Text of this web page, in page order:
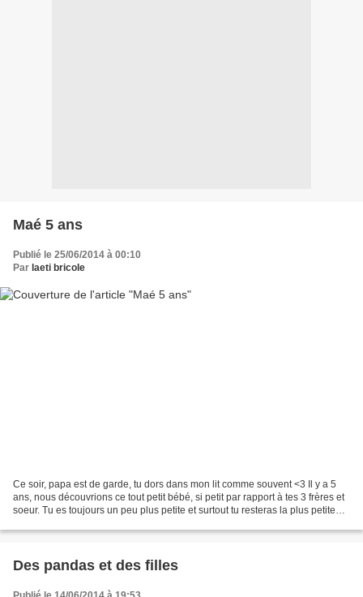
Maé 5 ans
Publié le 25/06/2014 à 00:10
Par laeti bricole
Ce soir, papa est de garde, tu dors dans mon lit comme souvent <3 Il y a 5
ans, nous découvrions ce tout petit bébé, si petit par rapport à tes 3 frères et
soeur. Tu es toujours un peu plus petite et surtout tu resteras la plus petite
Des pandas et des filles